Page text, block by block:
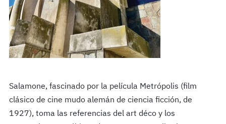
Salamone, fascinado por la película Metrópolis (film
clásico de cine mudo alemán de ciencia ficción, de
1927), toma las referencias del art déco y los